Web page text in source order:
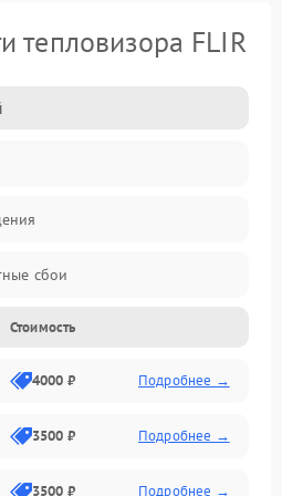
тепловизора FLIR
сбои
и оптики
Стоимость
4000 ₽ Подробнее →
3500 ₽ Подробнее →
3500 ₽ Подробнее →